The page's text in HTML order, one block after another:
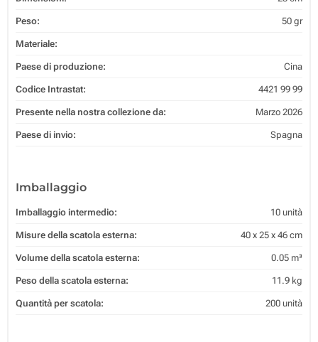
Peso: 50 gr
Materiale:
Paese di produzione: Cina
Codice Intrastat: 4421 99 99
Presente nella nostra collezione da: Marzo 2026
Paese di invio: Spagna
Imballaggio
Imballaggio intermedio: 10 unità
Misure della scatola esterna: 40 x 25 x 46 cm
Volume della scatola esterna: 0.05 m³
Peso della scatola esterna: 11.9 kg
Quantità per scatola: 200 unità